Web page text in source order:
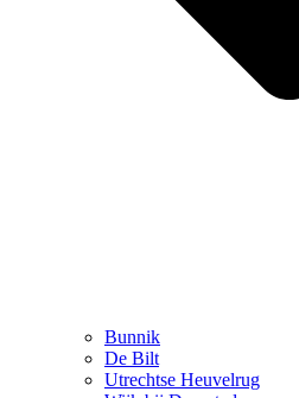
Bunnik
De Bilt
Utrechtse Heuvelrug